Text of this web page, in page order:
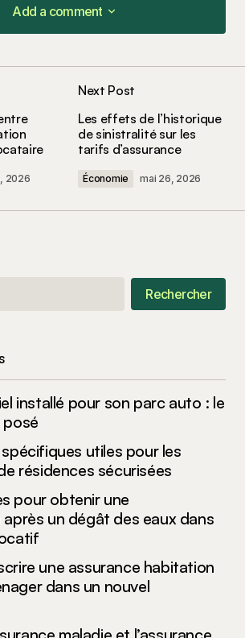
Add a comment
Add a comment
sont indiqués avec*
mon nom, mon e-mail et mon site
2026
Next Post
Les effets de l’historique
de sinistralité sur les
tarifs d’assurance
Économie mai 26, 2026
Rechercher
installé pour son parc auto : le
utiles pour les
résidences sécurisées
pour obtenir une
un dégât des eaux dans
une assurance habitation
dans un nouvel